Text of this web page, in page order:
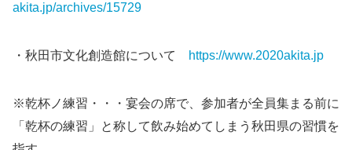
akita.jp/archives/15729
・秋田市文化創造館について https://www.2020akita.jp
※乾杯ノ練習・・・宴会の席で、参加者が全員集まる前に
「乾杯の練習」と称して飲み始めてしまう秋田県の習慣を